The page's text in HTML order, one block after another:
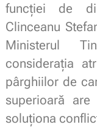
funcției de
Clinceanu
Ministerul
considerația
pârghiilor de
superioară
soluționa